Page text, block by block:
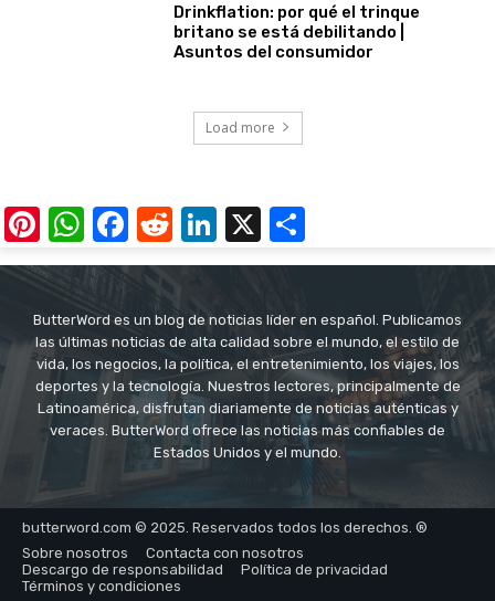
Drinkflation: por qué el trinque
britano se está debilitando |
Asuntos del consumidor
Load more
Pinterest
WhatsApp
Facebook
RedditLinkedIn
X
ButterWord es un blog de noticias líder en español. Publicamos
las últimas noticias de alta calidad sobre el mundo, el estilo de
vida, los negocios, la política, el entretenimiento, los viajes, los
deportes y la tecnología. Nuestros lectores, principalmente de
Latinoamérica, disfrutan diariamente de noticias auténticas y
veraces. ButterWord ofrece las noticias más confiables de
Estados Unidos y el mundo.
butterword.com © 2025. Reservados todos los derechos. ®
Sobre nosotros
Contacta con nosotros
Descargo de responsabilidad
Política de privacidad
Términos y condiciones